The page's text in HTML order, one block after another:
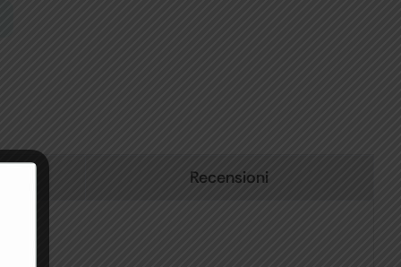
Recensioni